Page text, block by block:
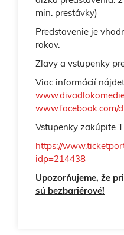
min. prestávky)
Predstavenie je
rokov.
Zľavy a vstupenky
Viac informácií
www.facebook.com/
Vstupenky zakúpite
https://
idp=214438
Upozorňujeme, že
sú bezbariérové!